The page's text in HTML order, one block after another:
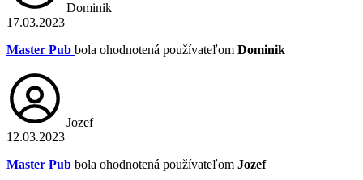
Dominik
17.03.2023
Master Pub bola ohodnotená používateľom Dominik
Jozef
12.03.2023
Master Pub bola ohodnotená používateľom Jozef